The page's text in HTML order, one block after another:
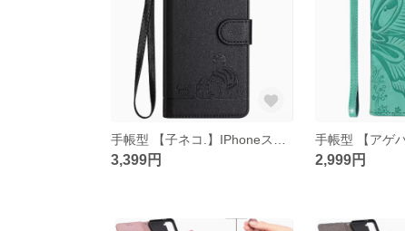
3,399円 2,999円